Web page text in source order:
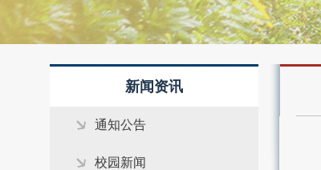
新闻资讯
通知公告
校园新闻